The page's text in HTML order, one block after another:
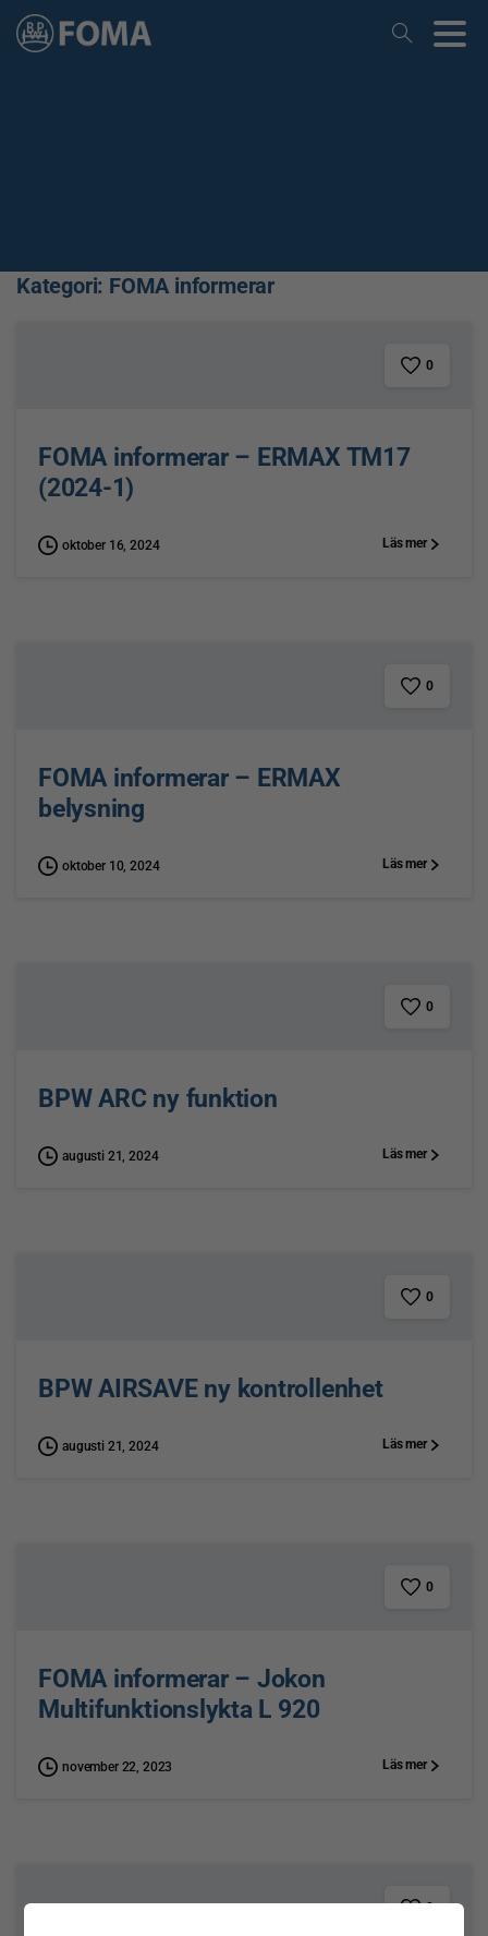
Kategori: FOMA informerar
0
FOMA informerar – ERMAX TM17
(2024-1)
oktober 16, 2024 Läs mer
0
FOMA informerar – ERMAX
belysning
oktober 10, 2024 Läs mer
0
BPW ARC ny funktion
augusti 21, 2024 Läs mer
0
BPW AIRSAVE ny kontrollenhet
augusti 21, 2024 Läs mer
0
FOMA informerar – Jokon
Multifunktionslykta L 920
november 22, 2023 Läs mer
0